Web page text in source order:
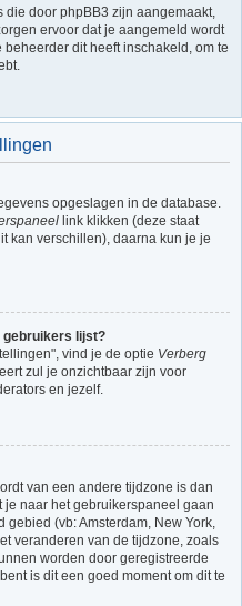
die door phpBB3 zijn aangemaakt,
ervoor dat je aangemeld wordt
dit heeft inschakeld, om te
opgeslagen in de database.
link klikken (deze staat
kan verschillen), daarna kun je je
gebruikers lijst?
vind je de optie Verberg
zul je onzichtbaar zijn voor
en jezelf.
van een andere tijdzone is dan
je naar het gebruikerspaneel gaan
(vb: Amsterdam, New York,
veranderen van de tijdzone, zoals
worden door geregistreerde
is dit een goed moment om dit te